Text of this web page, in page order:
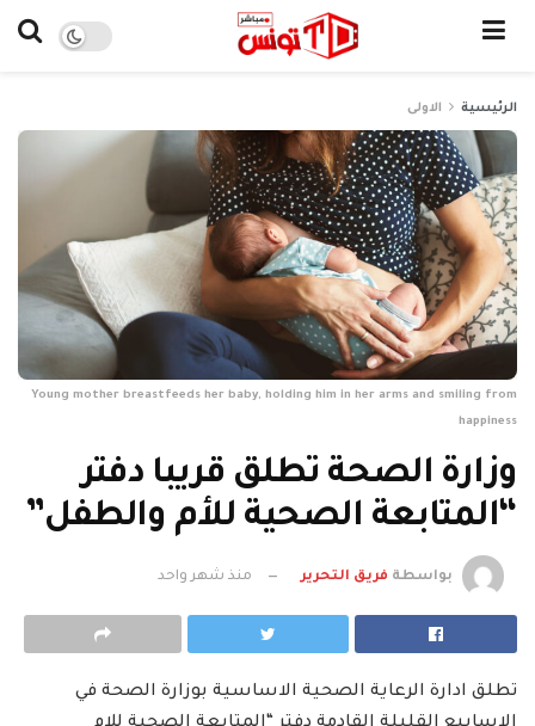
الرئيسية الاولى
Young mother breastfeeds her baby, holding him in her arms and smiling from
happiness
وزارة الصحة تطلق قريبا دفتر
“المتابعة الصحية للأم والطفل”
بواسطة فريق التحرير منذ شهر واحد
تطلق ادارة الرعاية الصحية الاساسية بوزارة الصحة في